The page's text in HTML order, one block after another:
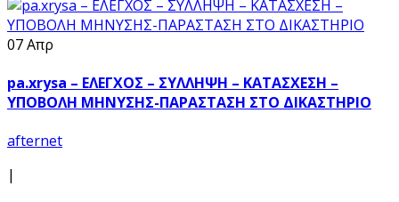
07 Απρ
pa.xrysa – ΕΛΕΓΧΟΣ – ΣΥΛΛΗΨΗ – ΚΑΤΑΣΧΕΣΗ –
ΥΠΟΒΟΛΗ ΜΗΝΥΣΗΣ-ΠΑΡΑΣΤΑΣΗ ΣΤΟ ΔΙΚΑΣΤΗΡΙΟ
afternet
|